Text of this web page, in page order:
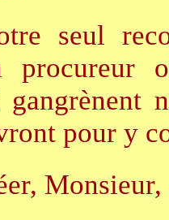
seul
procureur
pour y
Monsieur,